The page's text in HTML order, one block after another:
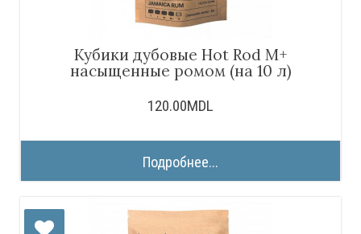
Кубики дубовые Hot Rod M+
насыщенные ромом (на 10 л)
120.00MDL
Подробнее...